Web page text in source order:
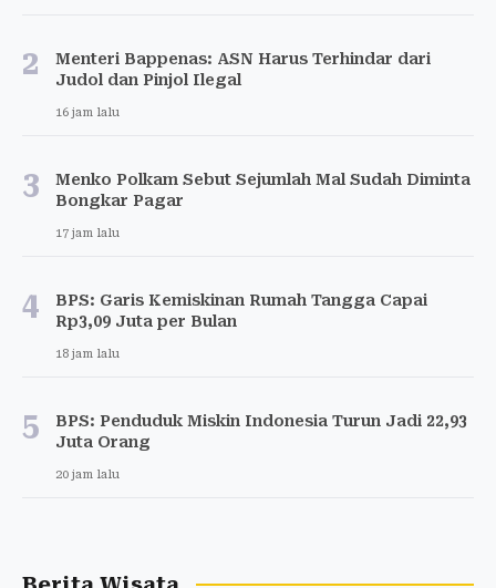
2
Menteri Bappenas: ASN Harus Terhindar dari
Judol dan Pinjol Ilegal
16 jam lalu
3
Menko Polkam Sebut Sejumlah Mal Sudah Diminta
Bongkar Pagar
17 jam lalu
4
BPS: Garis Kemiskinan Rumah Tangga Capai
Rp3,09 Juta per Bulan
18 jam lalu
5
BPS: Penduduk Miskin Indonesia Turun Jadi 22,93
Juta Orang
20 jam lalu